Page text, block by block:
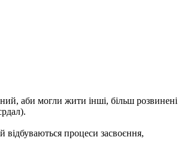
аби могли жити інші, більш розвинені
відбуваються процеси засвоєння,